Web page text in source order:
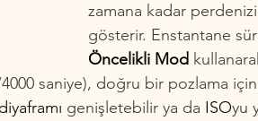
zamana kadar
gösterir. Enstantane
Öncelikli Mod
saniye), doğru bir pozlama
diyaframı genişletebilir ya da ISOyu